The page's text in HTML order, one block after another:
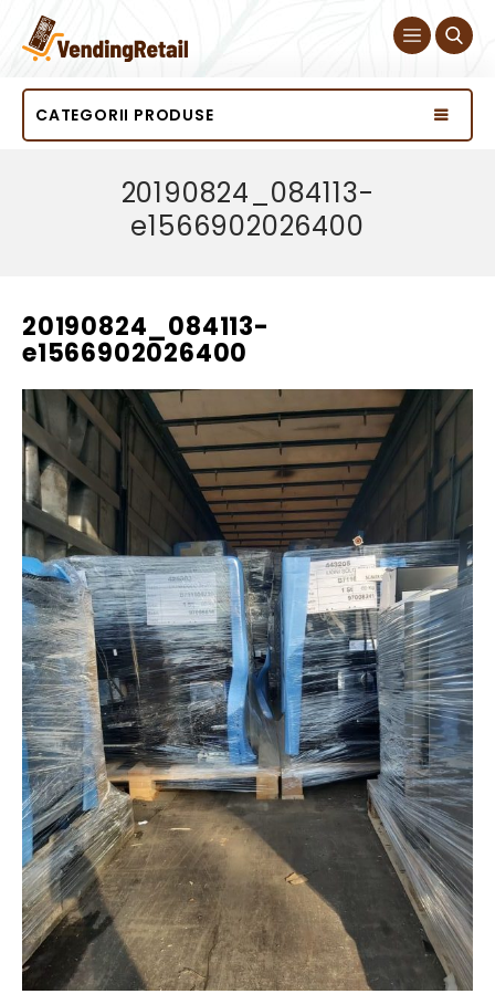
CATEGORII PRODUSE
20190824_084113-
e1566902026400
20190824_084113-
e1566902026400